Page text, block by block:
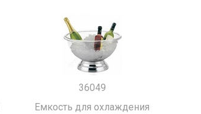
36049
Емкость для охлаждения